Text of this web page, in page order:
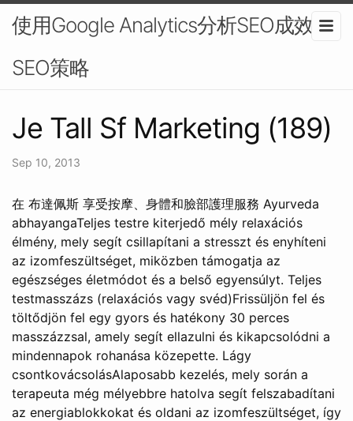
使用Google Analytics分析SEO成效-
SEO策略
Je Tall Sf Marketing (189)
Sep 10, 2013
在 布達佩斯 享受按摩、身體和臉部護理服務 Ayurveda
abhayangaTeljes testre kiterjedő mély relaxációs
élmény, mely segít csillapítani a stresszt és enyhíteni
az izomfeszültséget, miközben támogatja az
egészséges életmódot és a belső egyensúlyt. Teljes
testmasszázs (relaxációs vagy svéd)Frissüljön fel és
töltődjön fel egy gyors és hatékony 30 perces
masszázzsal, amely segít ellazulni és kikapcsolódni a
mindennapok rohanása közepette. Lágy
csontkovácsolásAlaposabb kezelés, mely során a
terapeuta még mélyebbre hatolva segít felszabadítani
az energiablokkokat és oldani az izomfeszültséget, így